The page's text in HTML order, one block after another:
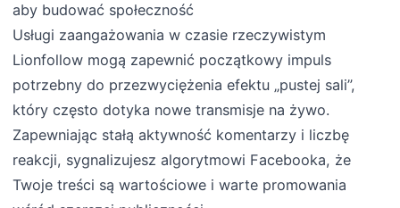
aby budować społeczność
Usługi zaangażowania w czasie rzeczywistym
Lionfollow mogą zapewnić początkowy impuls
potrzebny do przezwyciężenia efektu „pustej sali”,
który często dotyka nowe transmisje na żywo.
Zapewniając stałą aktywność komentarzy i liczbę
reakcji, sygnalizujesz algorytmowi Facebooka, że
Twoje treści są wartościowe i warte promowania